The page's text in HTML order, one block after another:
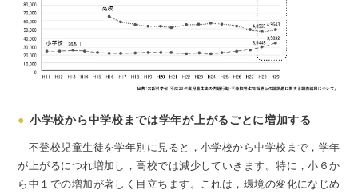
● 小学校から中学校までは学年が上がるごとに増加する
不登校児童生徒を学年別に見ると，小学校から中学校まで，学年
が上がるにつれ増加し，高校では減少していきます。特に，小６か
ら中１での増加が著しく目立ちます。これは，環境の変化になじめ